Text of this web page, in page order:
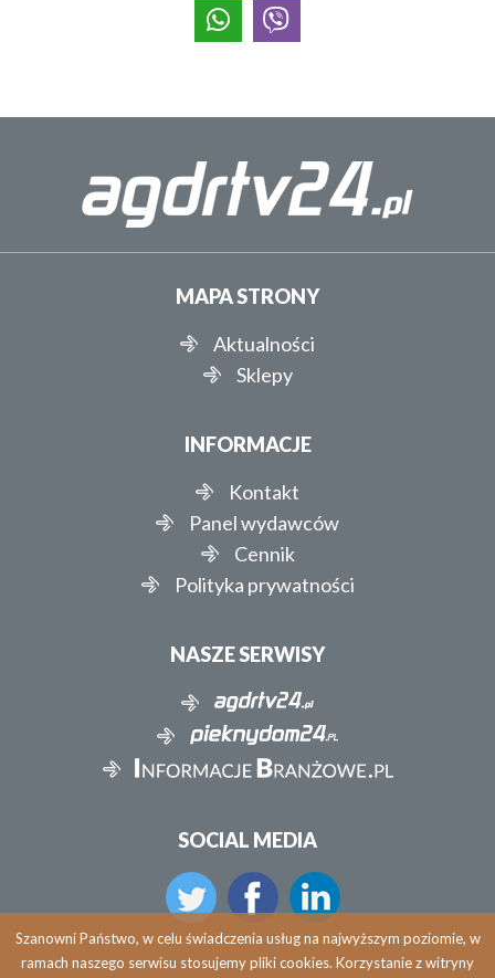
MAPA STRONY
Aktualności
Sklepy
INFORMACJE
Kontakt
Panel wydawców
Cennik
Polityka prywatności
NASZE SERWISY
SOCIAL MEDIA
Szanowni Państwo, w celu świadczenia usług na najwyższym poziomie, w
ramach naszego serwisu stosujemy pliki cookies. Korzystanie z witryny